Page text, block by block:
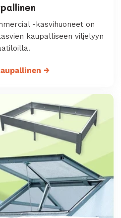
-kasvihuoneet on
kaupalliseen viljelyyn
→